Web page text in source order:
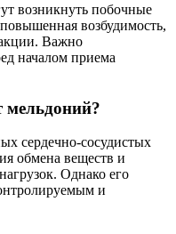
возникнуть побочные
возбудимость,
Важно
началом приема
мельдоний?
сердечно-сосудистых
обмена веществ и
Однако его
и